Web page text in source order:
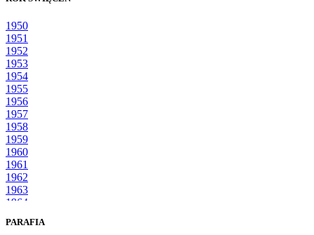
1950
1951
1952
1953
1954
1955
1956
1957
1958
1959
1960
1961
1962
1963
1964
1966
PARAFIA